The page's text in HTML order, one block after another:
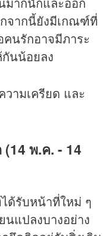
จากนี้ยังมีเกณฑ์ที่
นรักอาจมีภาระ
นน้อยลง
วามเครียด และ
พ.ค. - 14
รับหน้าที่ใหม่ ๆ
นแปลงบางอย่าง